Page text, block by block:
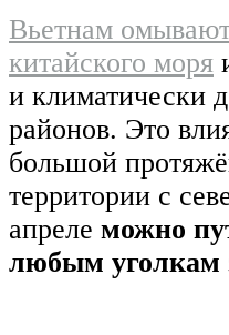
Вьетнам
китайского моря
и климатически
районов. Это
большой
территории с
апреле можно
любым уголкам